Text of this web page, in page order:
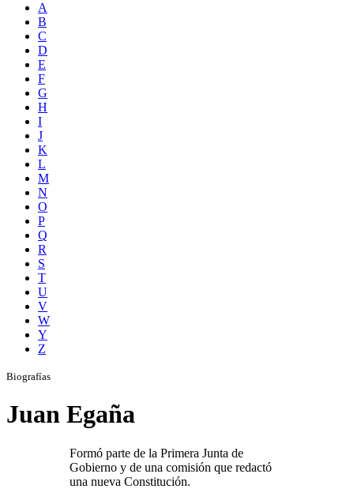
A
B
C
D
E
F
G
H
I
J
K
L
M
N
O
P
Q
R
S
T
U
V
W
Y
Z
Biografías
Juan Egaña
Formó parte de la Primera Junta de
Gobierno y de una comisión que redactó
una nueva Constitución.